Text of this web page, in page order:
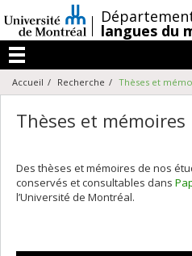
au
contenu
/
langues du
Menu
Accueil Recherche Thèses et
Thèses et mémoires
Des thèses et mémoires de nos
conservés et consultables dans
l’Université de Montréal.